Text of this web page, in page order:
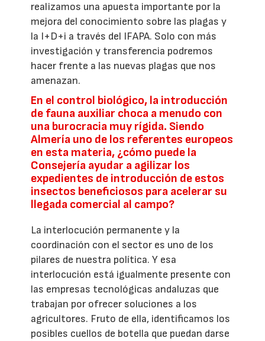
realizamos una apuesta importante por la
mejora del conocimiento sobre las plagas y
la I+D+i a través del IFAPA. Solo con más
investigación y transferencia podremos
hacer frente a las nuevas plagas que nos
amenazan.
En el control biológico, la introducción
de fauna auxiliar choca a menudo con
una burocracia muy rígida. Siendo
Almería uno de los referentes europeos
en esta materia, ¿cómo puede la
Consejería ayudar a agilizar los
expedientes de introducción de estos
insectos beneficiosos para acelerar su
llegada comercial al campo?
La interlocución permanente y la
coordinación con el sector es uno de los
pilares de nuestra política. Y esa
interlocución está igualmente presente con
las empresas tecnológicas andaluzas que
trabajan por ofrecer soluciones a los
agricultores. Fruto de ella, identificamos los
posibles cuellos de botella que puedan darse